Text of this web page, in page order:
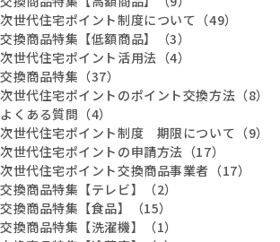
次世代住宅ポイント制度について（49）
交換商品特集【低額商品】（3）
次世代住宅ポイント活用法（4）
交換商品特集（37）
次世代住宅ポイントのポイント交換方法（8）
よくある質問（4）
次世代住宅ポイント制度 期限について（9）
次世代住宅ポイントの申請方法（17）
次世代住宅ポイント交換商品事業者（17）
交換商品特集【テレビ】（2）
交換商品特集【食品】（15）
交換商品特集【洗濯機】（1）